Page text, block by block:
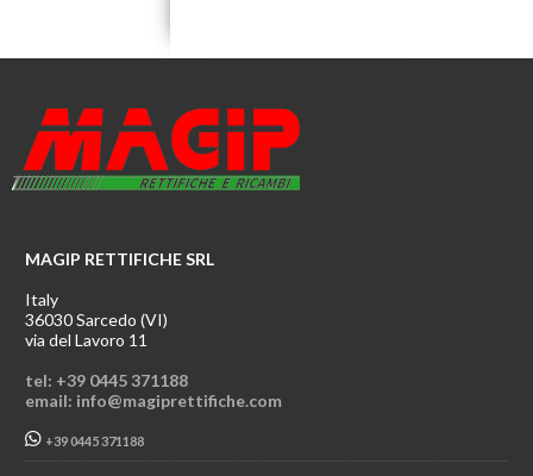
MAGIP RETTIFICHE SRL
Italy
36030 Sarcedo (VI)
via del Lavoro 11
tel: +39 0445 371188
email: info@magiprettifiche.com
+39 0445 371188